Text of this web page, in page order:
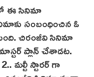
తో ఈ సినిమా
సంబంధించిన ఓ
చిరంజీవి సినిమా
ప్లాన్ చేశాడట.
మల్టీ స్టార‌ర్ గా